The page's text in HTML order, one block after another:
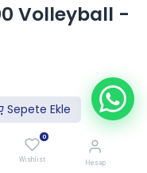
Sepete Ekle
0
Wishlist Hesap
Volleyball -